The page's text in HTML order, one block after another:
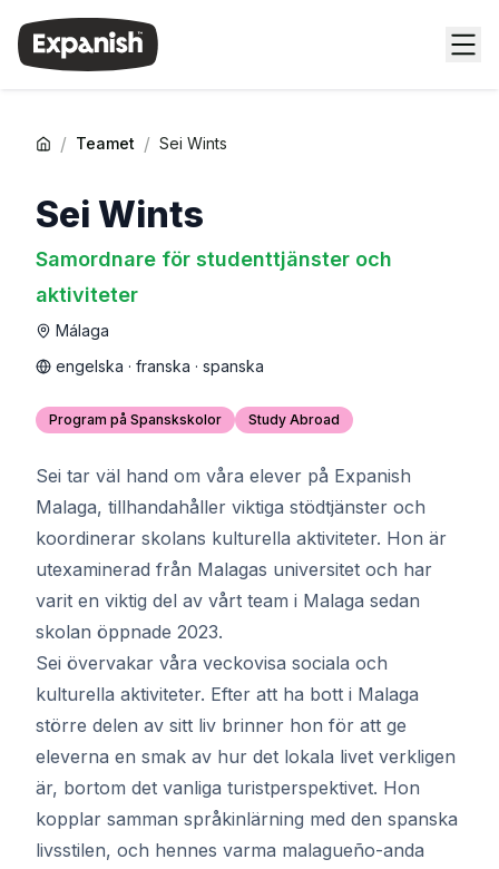
/ Teamet / Sei Wints
Sei Wints
Samordnare för studenttjänster och
aktiviteter
Málaga
engelska · franska · spanska
Program på Spanskskolor Study Abroad
Sei tar väl hand om våra elever på Expanish
Malaga, tillhandahåller viktiga stödtjänster och
koordinerar skolans kulturella aktiviteter. Hon är
utexaminerad från Malagas universitet och har
varit en viktig del av vårt team i Malaga sedan
skolan öppnade 2023.
Sei övervakar våra veckovisa sociala och
kulturella aktiviteter. Efter att ha bott i Malaga
större delen av sitt liv brinner hon för att ge
eleverna en smak av hur det lokala livet verkligen
är, bortom det vanliga turistperspektivet. Hon
kopplar samman språkinlärning med den spanska
livsstilen, och hennes varma malagueño-anda